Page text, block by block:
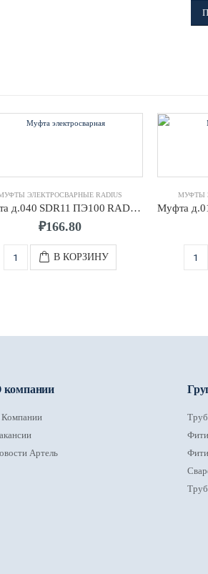
ЭЛЕКТРОСВАРНЫЕ RADIUS
Муфта д.040 SDR11 ПЭ100 RADIUS
₽166.80
В КОРЗИНУ
МУФТЫ
компании
Артель